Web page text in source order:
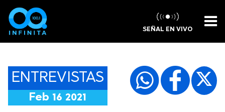
SEÑAL EN VIVO
ENTREVISTAS
Feb 16 2021